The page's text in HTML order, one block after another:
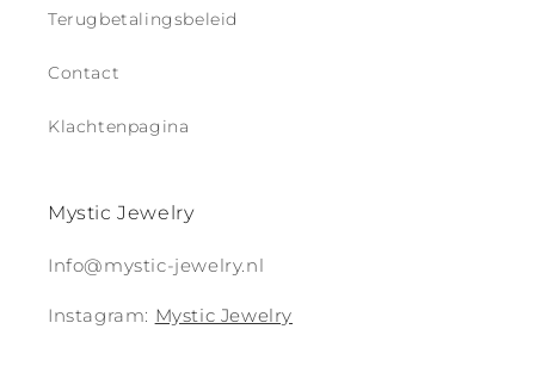
Terugbetalingsbeleid
Contact
Klachtenpagina
Mystic Jewelry
Info@mystic-jewelry.nl
Instagram: Mystic Jewelry